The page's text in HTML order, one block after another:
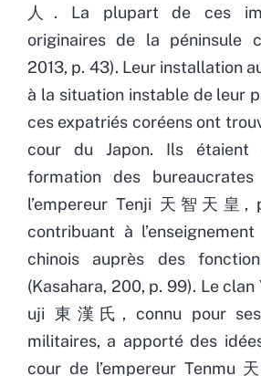
人. La plupart de ces
originaires de la péninsule
2013, p. 43). Leur installation
à la situation instable de leur
ces expatriés coréens ont
cour du Japon. Ils étaient
formation des
l’empereur Tenji 天智天皇,
contribuant à
chinois auprès des
(Kasahara, 200, p. 99). Le
uji 東漢氏, connu pour ses
militaires, a apporté des
cour de l’empereur Tenmu